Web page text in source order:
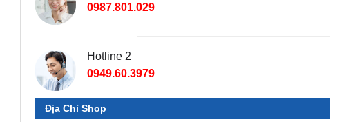
0987.801.029
Hotline 2
0949.60.3979
Địa Chỉ Shop